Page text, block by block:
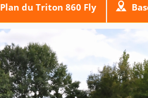
Plan du Triton 860 Fly